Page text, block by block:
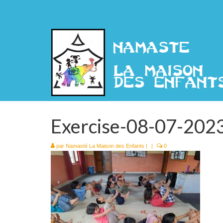
Exercise-08-07-
par Namasté La Maison des Enfants | | 0